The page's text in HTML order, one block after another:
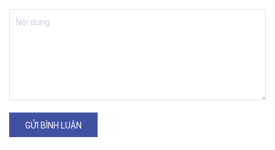
GỬI BÌNH LUẬN